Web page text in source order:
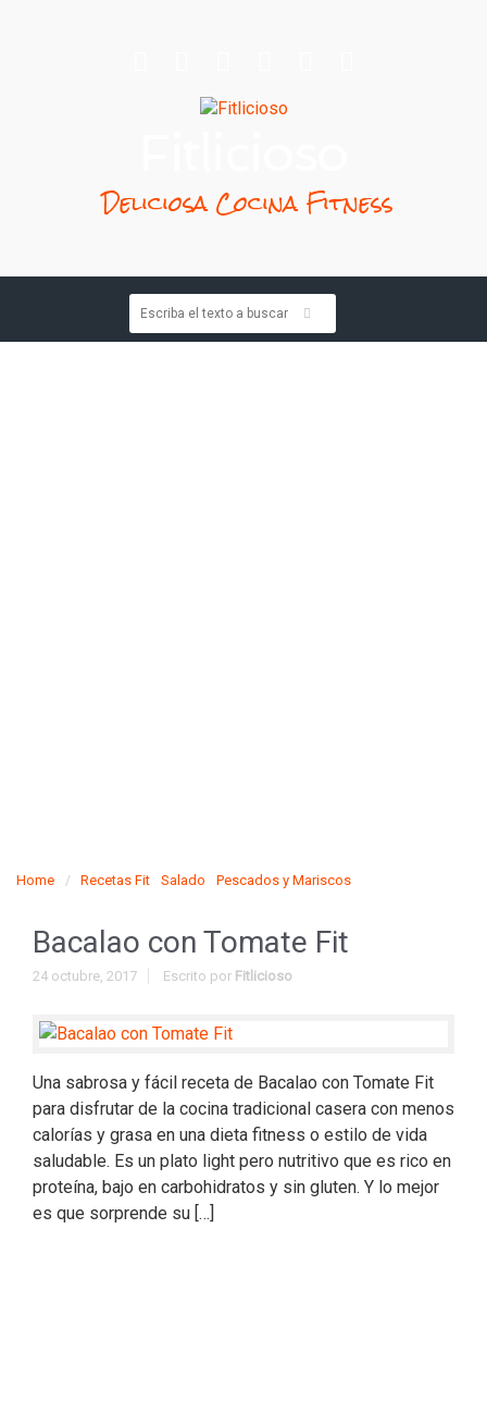
Deliciosa Cocina Fitness
Home Recetas Fit Salado Pescados y Mariscos
Bacalao con Tomate Fit
24 octubre, 2017 Escrito por Fitlicioso
Una sabrosa y fácil receta de Bacalao con Tomate Fit
para disfrutar de la cocina tradicional casera con menos
calorías y grasa en una dieta fitness o estilo de vida
saludable. Es un plato light pero nutritivo que es rico en
proteína, bajo en carbohidratos y sin gluten. Y lo mejor
es que sorprende su […]